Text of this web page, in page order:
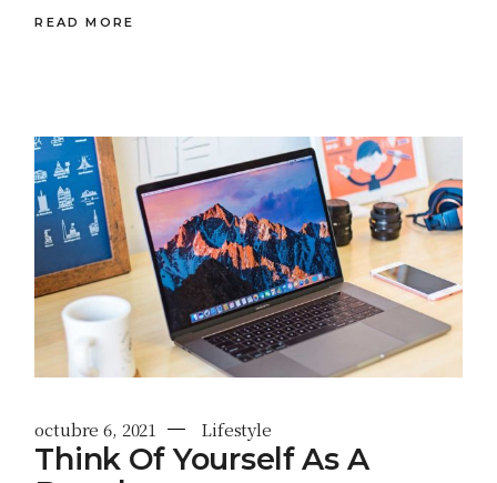
READ MORE
octubre 6, 2021 Lifestyle
Think Of Yourself As A